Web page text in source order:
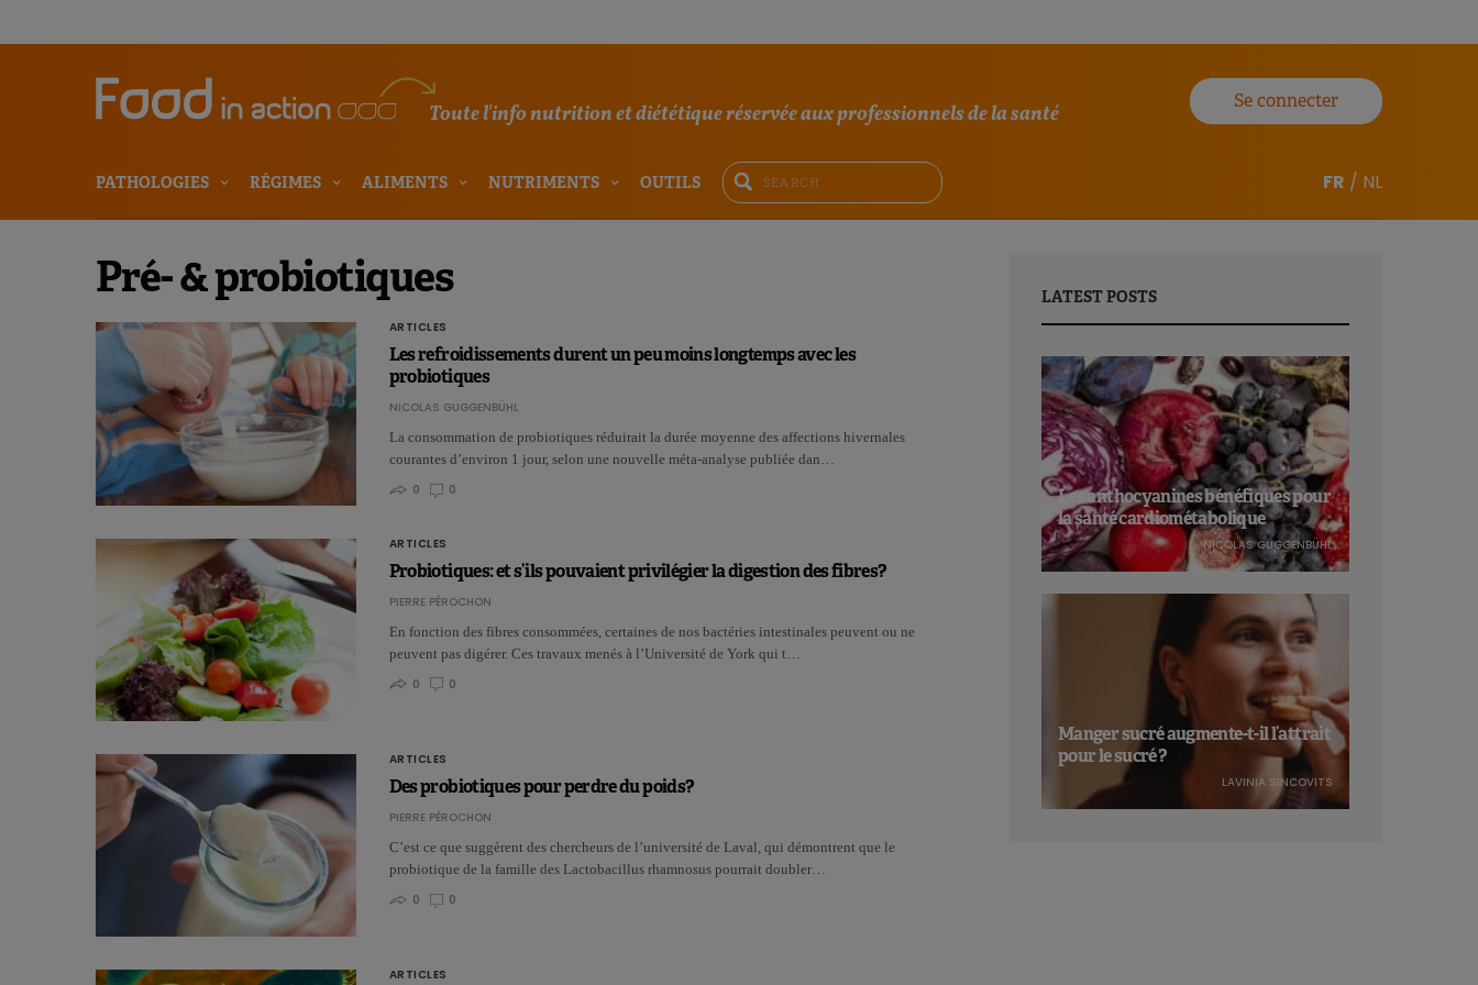
Toute l'info nutrition et diététique réservée aux professionnels de la santé
Se connecter
PATHOLOGIES RÉGIMES ALIMENTS NUTRIMENTS OUTILS FR / NL
Pré- & probiotiques
ARTICLES
Les refroidissements durent un peu moins longtemps avec les
probiotiques
NICOLAS GUGGENBÜHL
La consommation de probiotiques réduirait la durée moyenne des affections hivernales
courantes d’environ 1 jour, selon une nouvelle méta-analyse publiée dan…
0
0
ARTICLES
Probiotiques: et s’ils pouvaient privilégier la digestion des fibres?
PIERRE PÉROCHON
En fonction des fibres consommées, certaines de nos bactéries intestinales peuvent ou ne
peuvent pas digérer. Ces travaux menés à l’Université de York qui t…
0
0
ARTICLES
Des probiotiques pour perdre du poids?
PIERRE PÉROCHON
C’est ce que suggèrent des chercheurs de l’université de Laval, qui démontrent que le
probiotique de la famille des Lactobacillus rhamnosus pourrait doubler…
0
0
ARTICLES
LATEST POSTS
Les anthocyanines bénéfiques pour
la santé cardiométabolique
NICOLAS GUGGENBÜHL
Manger sucré augmente-t-il l’attrait
pour le sucré ?
LAVINIA SINCOVITS